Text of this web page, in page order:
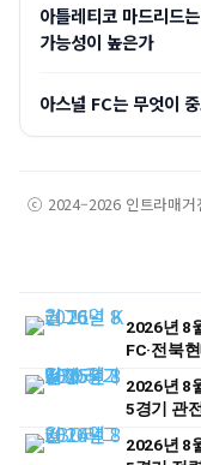
아틀레티코 마드리드
가능성이 높은가
아스널 FC는 무엇이
ⓒ 2024–2026 인트라매거
2026년 8
FC·전북
2026년 8
5경기 관
2026년 8